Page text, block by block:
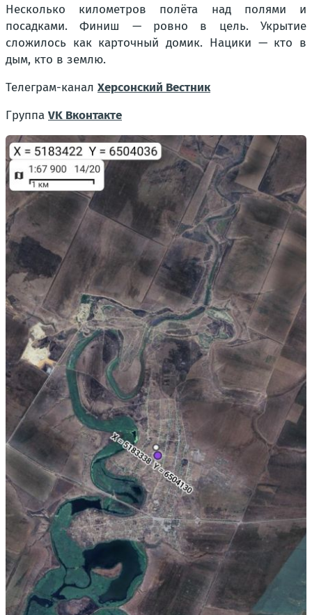
Несколько километров полёта над полями и
посадками. Финиш — ровно в цель. Укрытие
сложилось как карточный домик. Нацики — кто в
дым, кто в землю.
Телеграм-канал Херсонский Вестник
Группа VK Вконтакте